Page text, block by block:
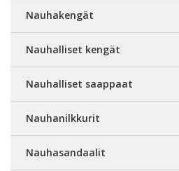
Nauhakengät
Nauhalliset kengät
Nauhalliset saappaat
Nauhanilkkurit
Nauhasandaalit